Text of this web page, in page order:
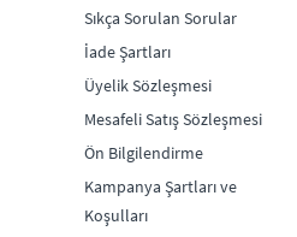
Sıkça Sorulan Sorular
İade Şartları
Üyelik Sözleşmesi
Mesafeli Satış Sözleşmesi
Ön Bilgilendirme
Kampanya Şartları ve
Koşulları